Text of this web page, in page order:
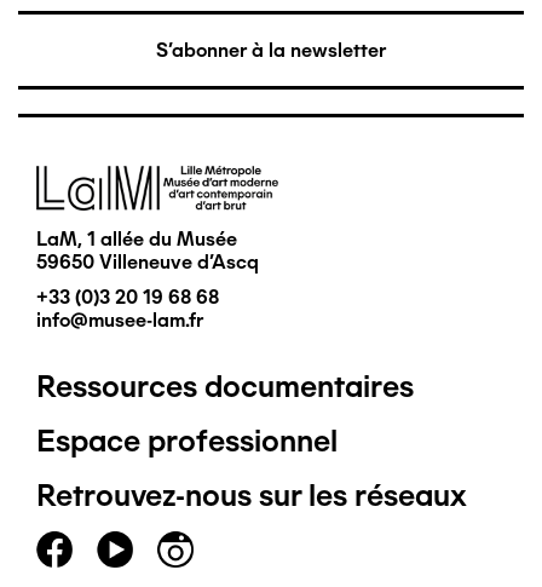
S'abonner à la newsletter
Image
LaM, 1 allée du Musée
59650 Villeneuve d'Ascq
+33 (0)3 20 19 68 68
info@musee-lam.fr
Pied
de
page
Ressources documentaires
Espace professionnel
Retrouvez-nous sur les réseaux